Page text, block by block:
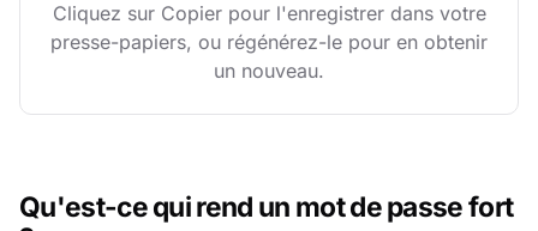
Cliquez sur Copier pour l'enregistrer dans votre
presse-papiers, ou régénérez-le pour en obtenir
un nouveau.
Qu'est-ce qui rend un mot de passe fort